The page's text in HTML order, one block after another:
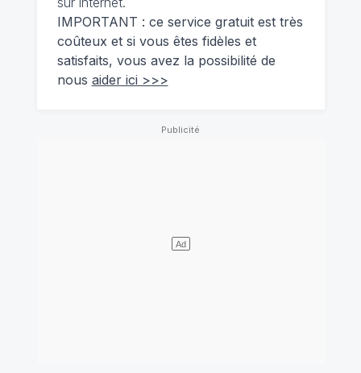
IMPORTANT : ce service gratuit est très
coûteux et si vous êtes fidèles et
satisfaits, vous avez la possibilité de
nous aider ici >>>